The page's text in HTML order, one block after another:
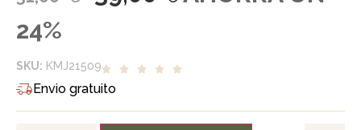
24%
SKU: KMJ21509
Envio gratuito